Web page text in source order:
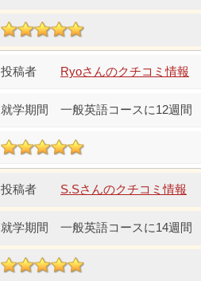
Ryoさんのクチコミ情報
一般英語コースに12週間
S.Sさんのクチコミ情報
一般英語コースに14週間